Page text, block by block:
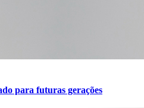
para futuras gerações